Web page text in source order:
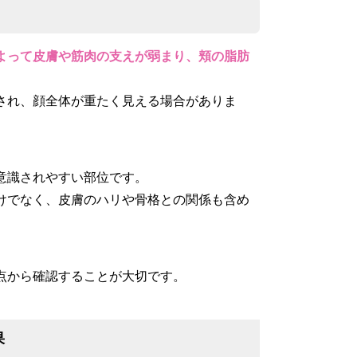
って皮膚や筋肉の支えが弱まり、頬の脂肪
、顔全体が重たく見える場合がありま
されやすい部位です。
なく、皮膚のハリや骨格との関係も含め
ら確認することが大切です。